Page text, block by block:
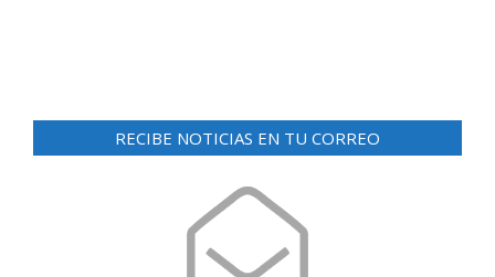
v
i
a
RECIBE NOTICIAS EN TU CORREO